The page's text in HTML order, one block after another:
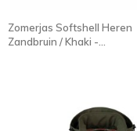
Zomerjas Softshell Heren
Zandbruin / Khaki -